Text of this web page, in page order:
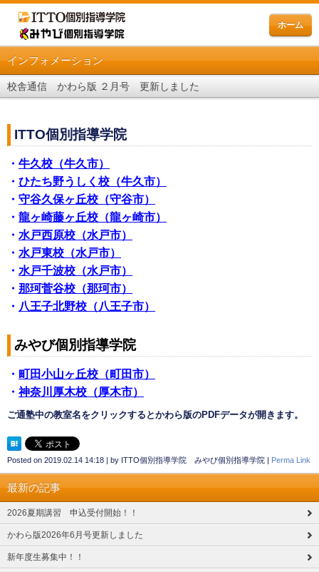
ホーム
インフォメーション
校舎通信 かわら版 ２月号 更新しました
ITTO個別指導学院
・ 牛久校（牛久市）
・ ひたち野うしく校（牛久市）
・ 守谷久保ヶ丘校（守谷市）
・ 龍ヶ崎藤ヶ丘校（龍ヶ崎市）
・ 水戸西原校（水戸市）
・ 水戸東校（水戸市）
・ 水戸千波校（水戸市）
・ 那珂菅谷校（那珂市）
・ 八王子北野校（八王子市）
みやび個別指導学院
・ 町田小山ヶ丘校（町田市）
・神奈川厚木校（厚木市）
ご通塾中の教室名をクリックするとかわら版のPDFデータが開きます。
Posted on 2019.02.14 14:18 | by ITTO個別指導学院 みやび個別指導学院 | Perma Link
最新の記事
2026夏期講習 申込受付開始！！
かわら版2026年6月号更新しました
新年度生募集中！！